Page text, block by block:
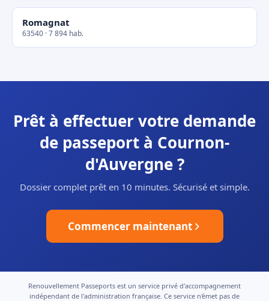
Romagnat
63540 · 7 894 hab.
Prêt à effectuer votre demande
de passeport à Cournon-
d'Auvergne ?
Dossier complet prêt en 10 minutes. Sécurisé et simple.
Commencer maintenant
Renouvellement Passeports est un service privé d'accompagnement
indépendant de l'administration française. Ce service n'émet pas de